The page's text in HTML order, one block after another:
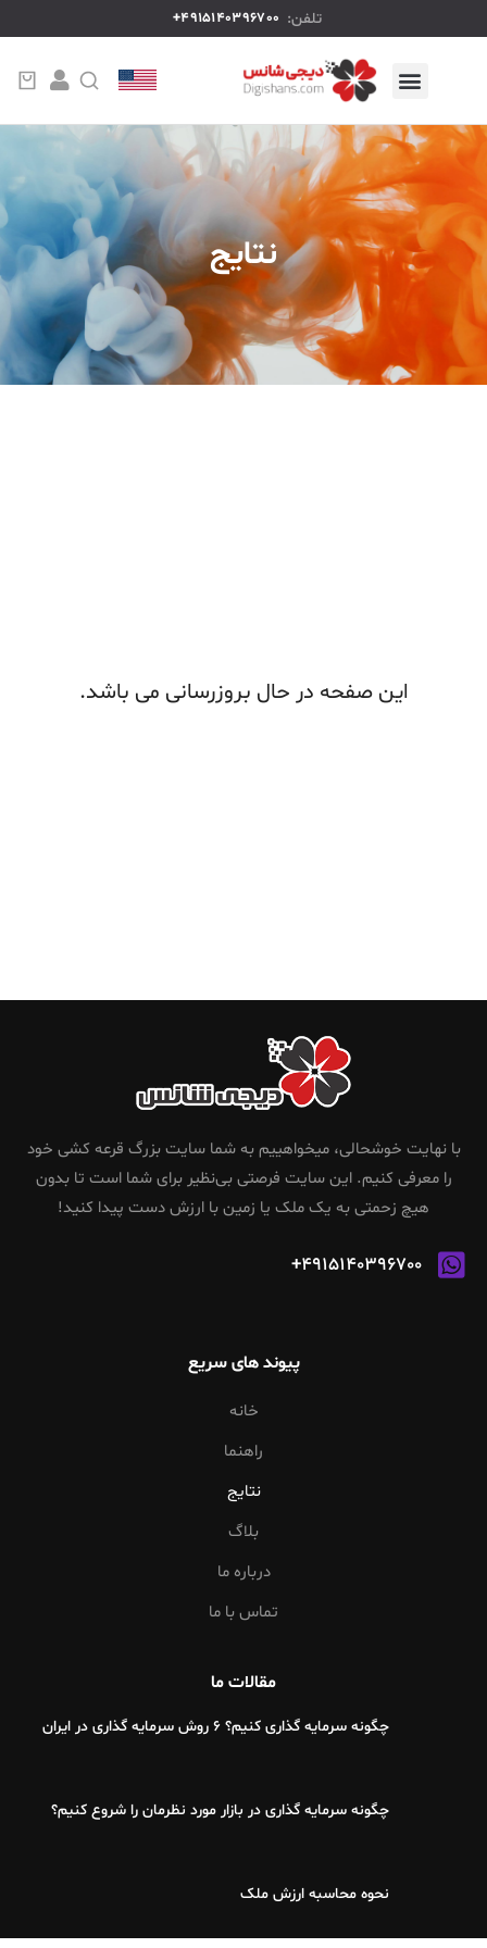
تلفن: 4915140396700+
نتایج
این صفحه در حال بروزرسانی می باشد.
با نهایت خوشحالی، میخواهییم به شما سایت بزرگ قرعه کشی خود
را معرفی کنیم. این سایت فرصتی بی‌نظیر برای شما است تا بدون
هیچ زحمتی به یک ملک یا زمین با ارزش دست پیدا کنید!
4915140396700+
پیوند های سریع
خانه
راهنما
نتایج
بلاگ
درباره ما
تماس با ما
مقالات ما
چگونه سرمایه گذاری کنیم؟ 6 روش سرمایه گذاری در ایران
چگونه سرمایه گذاری در بازار مورد نظرمان را شروع کنیم؟
نحوه محاسبه ارزش ملک